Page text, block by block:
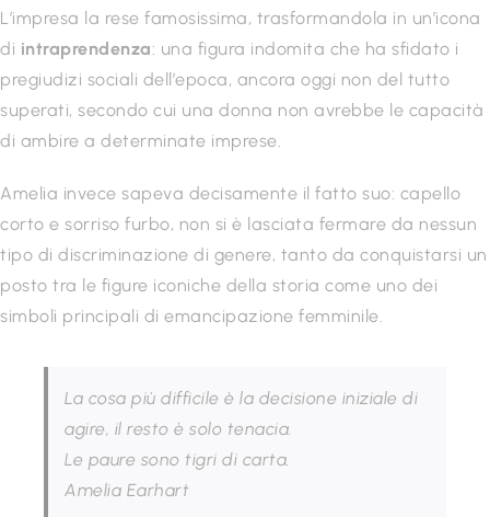
L’impresa la rese famosissima, trasformandola in un’icona
di intraprendenza: una figura indomita che ha sfidato i
pregiudizi sociali dell’epoca, ancora oggi non del tutto
superati, secondo cui una donna non avrebbe le capacità
di ambire a determinate imprese.
Amelia invece sapeva decisamente il fatto suo: capello
corto e sorriso furbo, non si è lasciata fermare da nessun
tipo di discriminazione di genere, tanto da conquistarsi un
posto tra le figure iconiche della storia come uno dei
simboli principali di emancipazione femminile.
La cosa più difficile è la decisione iniziale di
agire, il resto è solo tenacia.
Le paure sono tigri di carta.
Amelia Earhart